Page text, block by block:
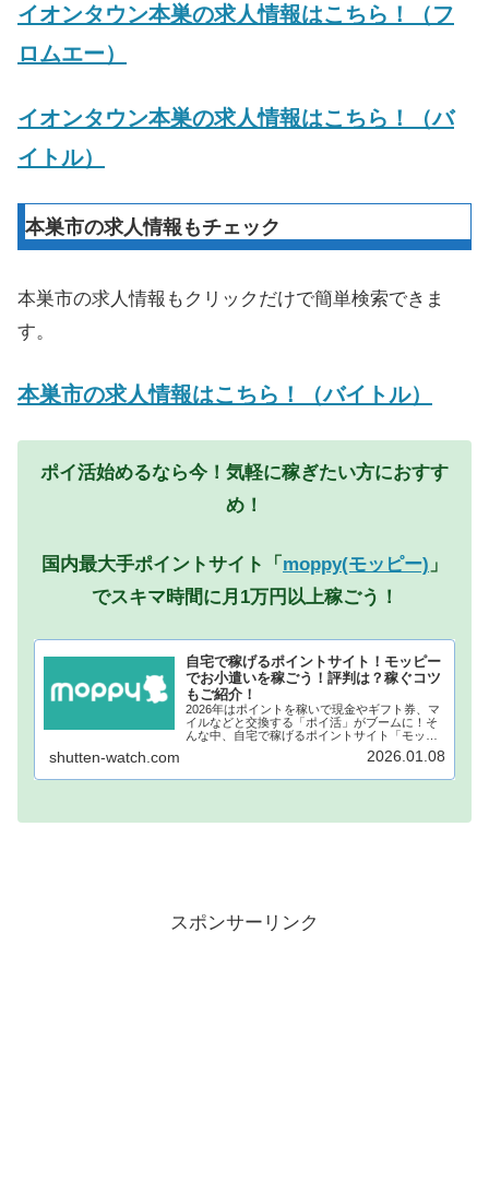
イオンタウン本巣の求人情報はこちら！（フ
ロムエー）
イオンタウン本巣の求人情報はこちら！（バ
イトル）
本巣市の求人情報もチェック
本巣市の求人情報もクリックだけで簡単検索できま
す。
本巣市の求人情報はこちら！（バイトル）
ポイ活始めるなら今！気軽に稼ぎたい方におすす
め！
国内最大手ポイントサイト「 moppy(モッピー) 」
でスキマ時間に月1万円以上稼ごう！
自宅で稼げるポイントサイト！モッピー
でお小遣いを稼ごう！評判は？稼ぐコツ
もご紹介！
2026年はポイントを稼いで現金やギフト券、マ
イルなどと交換する「ポイ活」がブームに！そ
んな中、自宅で稼げるポイントサイト「モッピ
ー」が注目されています！モッピーに登録し、
自宅でポイントを稼げば、あなたも月1万円稼ぐ
shutten-watch.com 2026.01.08
スポンサーリンク